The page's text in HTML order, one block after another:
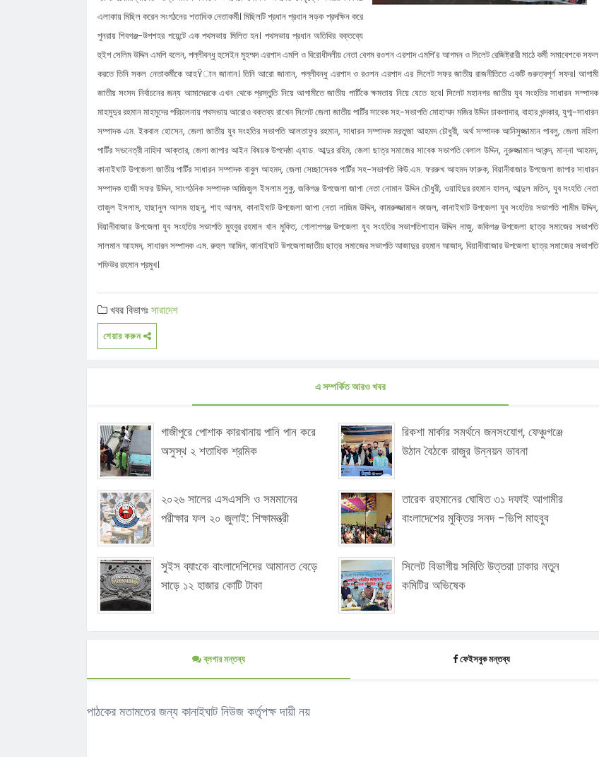
চাইলেন সবার সহযোগিতা
লোভাছড়ার জব্দকৃত পাথর পা'চা'র'কালে ভলগেটসহ
গ্রে'ফ'তার ২
রাত পোহালেই কানাইঘাটে এনসিপির পদযাত্রা, আসছেন
কেন্দ্রীয় নেতারা
ধনমাইরমাটি সরকারি প্রাথমিক বিদ্যালয়ের এসএমসি
সভাপতি ফের হাফিজ আহমদ সুজন
কানাইঘাটে ইসলামী ব্যাংকের রেমিট্যান্স গ্রাহক সমাবেশ,
বৈধপথে অর্থ পাঠানোর আহ্বান
তিন মাসে কানাইঘাটের ১৬ জনের অস্বাভাবিক
মৃত্যু,বাড়ছে উদ্বেগ
লোভাছড়ার জব্দকৃত পাথর চুরির হিড়িক, রাতের আঁধারে
আটগ্রামে পাচার
৫৫ বছরের দ্বীনি খেদমতের স্বীকৃতি, ভালোবাসায়
সিক্ত মাওলানা গোলাম ওয়াহিদ
এলাকায় মিছিল করেন সংগঠনের শতাধিক নেতাকর্মী। মিছিলটি প্রধান প্রধান সড়ক প্রদক্ষিন করে
পুনরায় শিবগঞ্জ-উপশহর পয়েন্টে এক পথসভায় মিলিত হন। পথসভায় প্রধান অতিথির বক্তব্যে
হুইপ সেলিম উদ্দিন এমপি বলেন, পল্লীবন্ধু হুসেইন মুহম্মদ এরশাদ এমপি ও বিরোধীদলীয় নেতা বেগম রওশন এরশাদ এমপি’র আগমন ও সিলেট রেজিষ্ট্রারী মাঠে কর্মী সমাবেশকে সফল
করতে তিনি সকল নেতাকর্মীকে আহŸান জানান। তিনি আরো জানান, পল্লীবন্ধু এরশাদ ও রওশন এরশাদ এর সিলেট সফর জাতীয় রাজনীতিতে একটি গুরুত্বপূর্ণ সফর। আগামী
জাতীয় সংসদ নির্বাচনের জন্য আমাদেরকে এখন থেকে প্রস্তুতি নিয়ে আগামীতে জাতীয় পার্টিকে ক্ষমতায় নিয়ে যেতে হবে। সিলেট মহানগর জাতীয় যুব সংহতির সাধারন সম্পাদক
মাহমুদুর রহমান মাহমুদের পরিচালনায় পথসভায় আরোও বক্তব্য রাখেন সিলেট জেলা জাতীয় পার্টির সাবেক সহ-সভাপতি মোহাম্মদ মজির উদ্দিন চাকলাদার, বাহার খন্দকার, যুগ্ম-সাধারন
সম্পাদক এম. ইকবাল হোসেন, জেলা জাতীয় যুব সংহতির সভাপতি আলতাফুর রহমান, সাধারন সম্পাদক মরতুজা আহমদ চৌধুরী, অর্থ সম্পাদক আনিসুজ্জামান পাবলু, জেলা মহিলা
পার্টির সভনেত্রী নাহিদা আক্তার, জেলা জাপার আইন বিষয়ক উপদেষ্ঠা এ্যাড. আব্দুর রহিম, জেলা ছাত্র সমাজের সাবেক সভাপতি বেলাল উদ্দিন, নুরুজ্জামান আকন্দ, মান্না আহমদ,
কানাইঘাট উপজেলা জাতীয় পার্টির সাধারন সম্পাদক বাবুল আহমদ, জেলা সেচ্ছাসেবক পার্টির সহ-সভাপতি কিউ.এম. ফররুখ আহমদ ফারুক, বিয়ানীবাজার উপজেলা জাপার সাধারন
সম্পাদক হাজী সফর উদ্দিন, সাংগঠনিক সম্পাদক আজিজুল ইসলাম লুকু, জকিগঞ্জ উপজেলা জাপা নেতা নোমান উদ্দিন চৌধুরী, ওয়াহিদুর রহমান হালন, আব্দুল মতিন, যুব সংহতি নেতা
তাজুল ইসলাম, হাছানুল আলম হাছনু, শাহ আলম, কানাইঘাট উপজেলা জাপা নেতা নাজিম উদ্দিন, কামরুজ্জামান কাজল, কানাইঘাট উপজেলা যুব সংহতির সভাপতি শামীম উদ্দিন,
বিয়ানীবাজার উপজেলা যুব সংহতির সভাপতি মুহবুর রহমান খান মুকিত, গোলাপগঞ্জ উপজেলা যুব সংহতির সভাপতিশাহান উদ্দিন নাজু, জকিগঞ্জ উপজেলা ছাত্র সমাজের সভাপতি
সালমান আহমদ, সাধারন সম্পাদক এম. রুহুল আমিন, কানাইঘাট উপজেলাজাতীয় ছাত্র সমাজের সভাপতি আজাদুর রহমান আজাদ, বিয়ানীবাাজার উপজেলা ছাত্র সমাজের সভাপতি
শফিউর রহমান প্রমুখ।
খবর বিভাগঃসারাদেশ
শেয়ার করুন
এ সম্পর্কিত আরও খবর
গাজীপুরে পোশাক কারখানায় পানি পান করে
অসুস্থ ২ শতাধিক শ্রমিক
রিকশা মার্কার সমর্থনে জনসংযোগ, ফেঞ্চুগঞ্জে
উঠান বৈঠকে রাজুর উন্নয়ন ভাবনা
২০২৬ সালের এসএসসি ও সমমানের
পরীক্ষার ফল ২০ জুলাই: শিক্ষামন্ত্রী
তারেক রহমানের ঘোষিত ৩১ দফাই আগামীর
বাংলাদেশের মুক্তির সনদ -ভিপি মাহবুব
সুইস ব্যাংকে বাংলাদেশিদের আমানত বেড়ে
সাড়ে ১২ হাজার কোটি টাকা
সিলেট বিভাগীয় সমিতি উত্তরা ঢাকার নতুন
কমিটির অভিষেক
ব্লগার মন্তব্য ফেইসবুক মন্তব্য
পাঠকের মতামতের জন্য কানাইঘাট নিউজ কর্তৃপক্ষ দায়ী নয়